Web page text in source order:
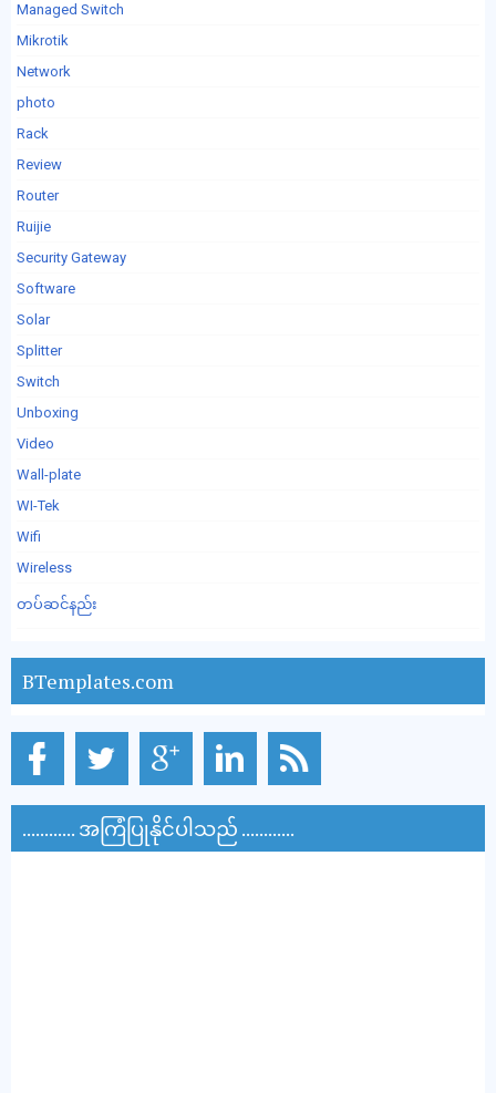
Managed Switch
Mikrotik
Network
photo
Rack
Review
Router
Ruijie
Security Gateway
Software
Solar
Splitter
Switch
Unboxing
Video
Wall-plate
WI-Tek
Wifi
Wireless
တပ်ဆင်နည်း
BTemplates.com
............ အကြံပြုနိုင်ပါသည် ............